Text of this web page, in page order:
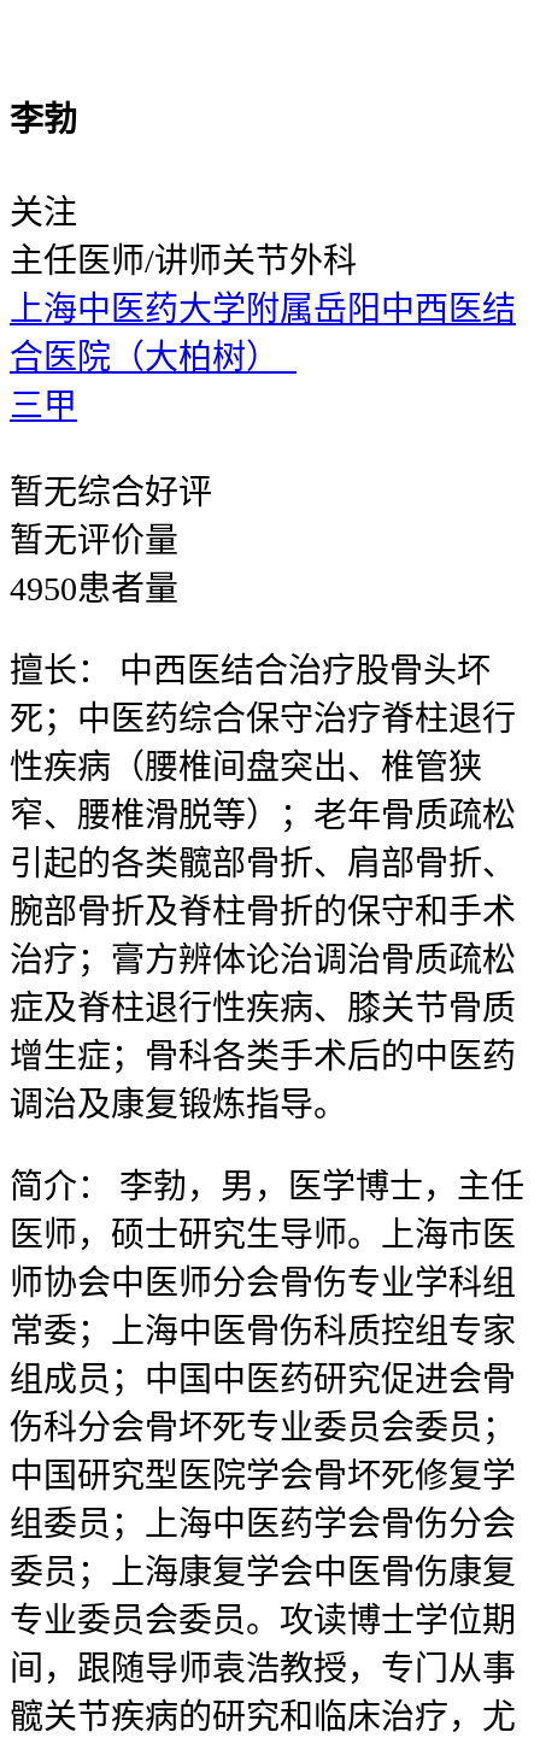
李勃
关注
主任医师/讲师关节外科
上海中医药大学附属岳阳中西医结
合医院（大柏树）
三甲
暂无综合好评
暂无评价量
4950患者量
擅长：
中西医结合治疗股骨头坏
死；中医药综合保守治疗脊柱退行
性疾病（腰椎间盘突出、椎管狭
窄、腰椎滑脱等）；老年骨质疏松
引起的各类髋部骨折、肩部骨折、
腕部骨折及脊柱骨折的保守和手术
治疗；膏方辨体论治调治骨质疏松
症及脊柱退行性疾病、膝关节骨质
增生症；骨科各类手术后的中医药
调治及康复锻炼指导。
简介：
李勃，男，医学博士，主任
医师，硕士研究生导师。上海市医
师协会中医师分会骨伤专业学科组
常委；上海中医骨伤科质控组专家
组成员；中国中医药研究促进会骨
伤科分会骨坏死专业委员会委员；
中国研究型医院学会骨坏死修复学
组委员；上海中医药学会骨伤分会
委员；上海康复学会中医骨伤康复
专业委员会委员。攻读博士学位期
间，跟随导师袁浩教授，专门从事
髋关节疾病的研究和临床治疗，尤